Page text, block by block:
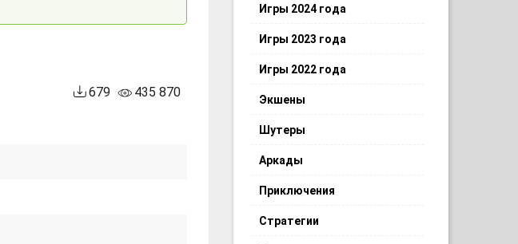
435 870
679
Игры 2024 года
Игры 2023 года
Игры 2022 года
Экшены
Шутеры
Аркады
Приключения
Стратегии